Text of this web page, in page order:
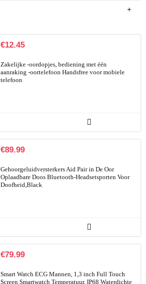
€12.45
Zakelijke -oordopjes, bediening met één
aanraking -oortelefoon Handsfree voor mobiele
telefoon
€89.99
Gehoorgeluidversterkers Aid Pair in De Oor
Oplaadbare Doos Bluetooth-Headsetsporten Voor
Doofheid,Black
€79.99
Smart Watch ECG Mannen, 1,3 inch Full Touch
Screen Smartwatch Temperatuur, IP68 Waterdichte